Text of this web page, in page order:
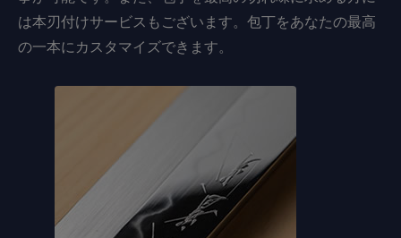
は本刃付けサービスもございます。包丁をあなたの最高
の一本にカスタマイズできます。